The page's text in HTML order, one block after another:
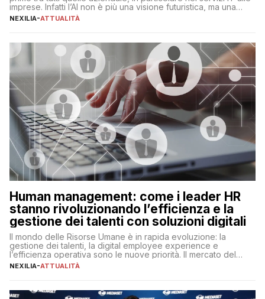
imprese. Infatti l’AI non è più una visione futuristica, ma una
realtà operativa che sta portando a un cambio significativo in
operazioni, bensì comporta […]
NEXILIA-ATTUALITÀ
Human management: come i leader HR
stanno rivoluzionando l’efficienza e la
gestione dei talenti con soluzioni digitali
Il mondo delle Risorse Umane è in rapida evoluzione: la
gestione dei talenti, la digital employee experience e
l’efficienza operativa sono le nuove priorità. Il mercato del
lavoro, d’altra parte, è sempre più competitivo con una lotta
NEXILIA-ATTUALITÀ